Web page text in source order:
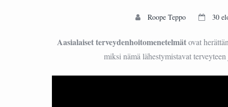
Roope Teppo 30
Aasialaiset terveydenhoitomenetelmätovat
miksi nämä lähestymistavat